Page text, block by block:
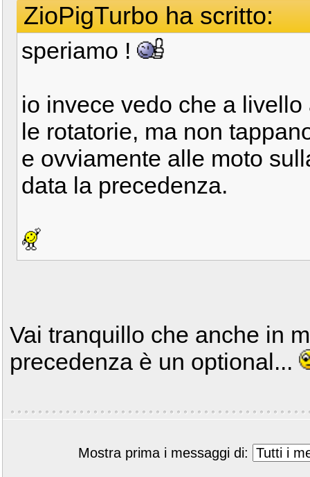
ZioPigTurbo ha scritto:
speriamo !
io invece vedo che a
le rotatorie, ma non
e ovviamente alle moto
data la precedenza.
Vai tranquillo che anche in
precedenza è un optional...
Mostra prima i messaggi di: